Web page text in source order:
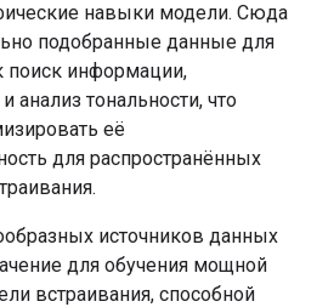
навыки модели. Сюда
подобранные данные для
поиск информации,
анализ тональности, что
её
для распространённых
источников данных
для обучения мощной
встраивания, способной